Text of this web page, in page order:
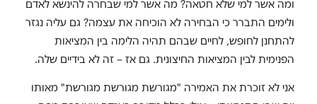
ומה אשר למי שלא חטאה? מה אשר למי שבחרה להינשא לאדם
ולימים התברר כי הבחירה לא הוכיחה את עצמה? גם עליה נגזר
להתחנן לחופש, לחיים שבהם תהיה הלימה בין המציאות
הפנימית לבין המציאות החיצונית. גם אז – זה לא בידיים שלה.
אני לא זוכרת את האמירה "מגורשת מגורשת מגורשת" מאותו